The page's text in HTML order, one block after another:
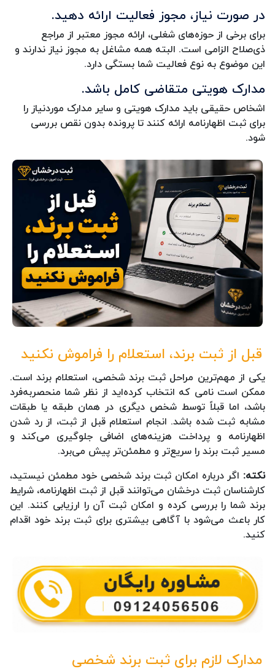
در صورت نیاز، مجوز فعالیت ارائه دهید.
برای برخی از حوزه‌های شغلی، ارائه مجوز معتبر از مراجع
ذی‌صلاح الزامی است. البته همه مشاغل به مجوز نیاز ندارند و
این موضوع به نوع فعالیت شما بستگی دارد.
مدارک هویتی متقاضی کامل باشد.
اشخاص حقیقی باید مدارک هویتی و سایر مدارک موردنیاز را
برای ثبت اظهارنامه ارائه کنند تا پرونده بدون نقص بررسی
شود.
قبل از ثبت برند، استعلام را فراموش نکنید
یکی از مهم‌ترین مراحل ثبت برند شخصی، استعلام برند است.
ممکن است نامی که انتخاب کرده‌اید از نظر شما منحصربه‌فرد
باشد، اما قبلاً توسط شخص دیگری در همان طبقه یا طبقات
مشابه ثبت شده باشد. انجام استعلام قبل از ثبت، از رد شدن
اظهارنامه و پرداخت هزینه‌های اضافی جلوگیری می‌کند و
مسیر ثبت برند را سریع‌تر و مطمئن‌تر پیش می‌برد.
نکته: اگر درباره امکان ثبت برند شخصی خود مطمئن نیستید،
کارشناسان ثبت درخشان می‌توانند قبل از ثبت اظهارنامه، شرایط
برند شما را بررسی کرده و امکان ثبت آن را ارزیابی کنند. این
کار باعث می‌شود با آگاهی بیشتری برای ثبت برند خود اقدام
کنید.
مدارک لازم برای ثبت برند شخصی